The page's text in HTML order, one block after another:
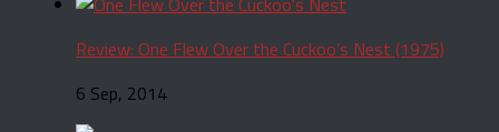
Review: One Flew Over the Cuckoo’s Nest (1975)
6 Sep, 2014